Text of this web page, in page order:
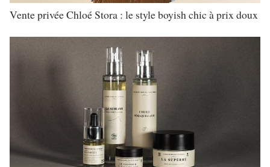
Vente privée Chloé Stora : le style boyish chic à prix doux